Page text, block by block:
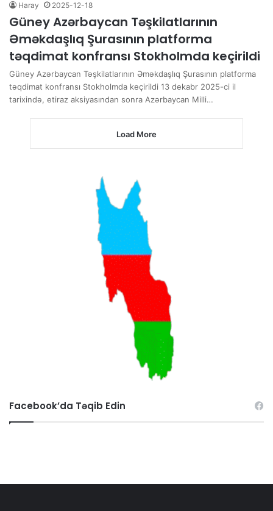
Haray 2025-12-18
Güney Azərbaycan Təşkilatlarının
Əməkdaşlıq Şurasının platforma
təqdimat konfransı Stokholmda keçirildi
Güney Azərbaycan Təşkilatlarının Əməkdaşlıq Şurasının platforma
təqdimat konfransı Stokholmda keçirildi 13 dekabr 2025-ci il
tarixində, etiraz aksiyasından sonra Azərbaycan Milli…
Load More
Facebook’da Təqib Edin